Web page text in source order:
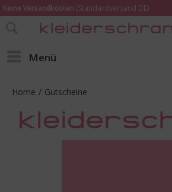
Keine Versandkosten (Standardversand DE)
Online bestellen – im Geschäft in Kempen
Menü
Home / Gutscheine